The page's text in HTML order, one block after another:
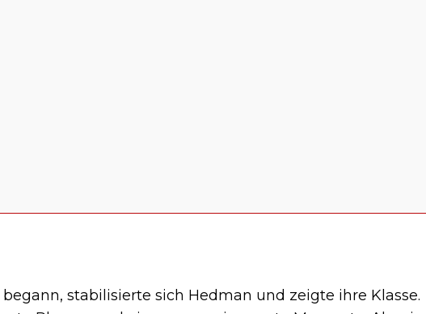
stabilisierte sich Hedman und zeigte ihre Klasse.